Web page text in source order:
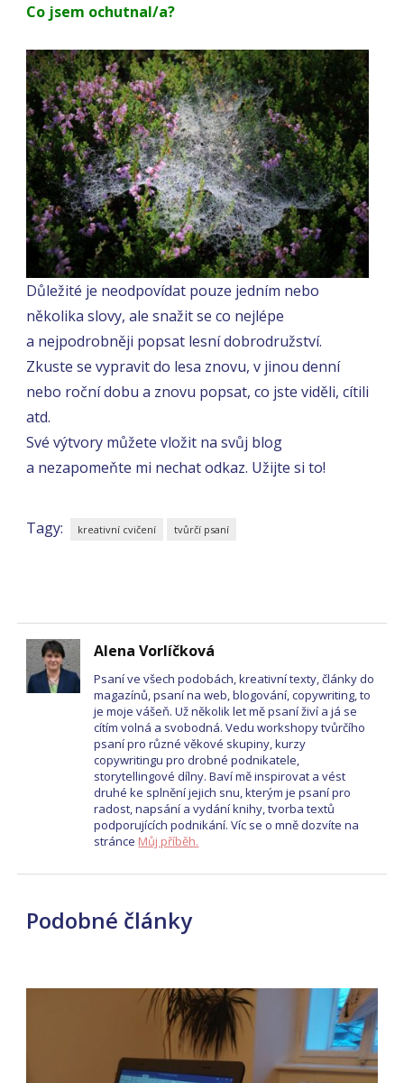
Co jsem ochutnal/a?
Důležité je neodpovídat pouze jedním nebo
několika slovy, ale snažit se co nejlépe
a nejpodrobněji popsat lesní dobrodružství.
Zkuste se vypravit do lesa znovu, v jinou denní
nebo roční dobu a znovu popsat, co jste viděli, cítili
atd.
Své výtvory můžete vložit na svůj blog
a nezapomeňte mi nechat odkaz. Užijte si to!
Tagy: kreativní cvičení tvůrčí psaní
Alena Vorlíčková
Psaní ve všech podobách, kreativní texty, články do
magazínů, psaní na web, blogování, copywriting, to
je moje vášeň. Už několik let mě psaní živí a já se
cítím volná a svobodná. Vedu workshopy tvůrčího
psaní pro různé věkové skupiny, kurzy
copywritingu pro drobné podnikatele,
storytellingové dílny. Baví mě inspirovat a vést
druhé ke splnění jejich snu, kterým je psaní pro
radost, napsání a vydání knihy, tvorba textů
podporujících podnikání. Víc se o mně dozvíte na
stránce Můj příběh.
Podobné články